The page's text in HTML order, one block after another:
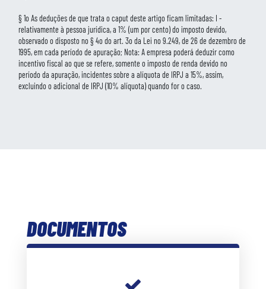
§ 1o As deduções de que trata o caput deste artigo ficam limitadas: I -
relativamente à pessoa jurídica, a 1% (um por cento) do imposto devido,
observado o disposto no § 4o do art. 3o da Lei no 9.249, de 26 de dezembro de
1995, em cada período de apuração; Nota: A empresa poderá deduzir como
incentivo fiscal ao que se refere, somente o imposto de renda devido no
período da apuração, incidentes sobre a alíquota de IRPJ a 15%, assim,
excluindo o adicional de IRPJ (10% alíquota) quando for o caso.
DOCUMENTOS